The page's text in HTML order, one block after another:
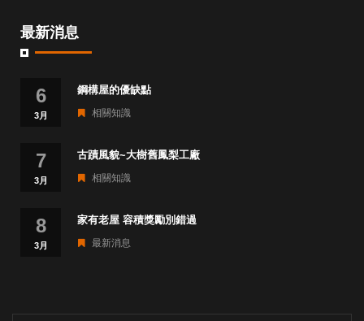
最新消息
6
3月
鋼構屋的優缺點
相關知識
7
3月
古蹟風貌~大樹舊鳳梨工廠
相關知識
8
3月
家有老屋 容積獎勵別錯過
最新消息